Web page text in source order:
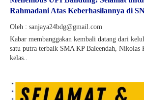
Rahmadani Atas Keberhasilannya di
Oleh : sanjaya24bdg@gmail.com
Kabar membanggakan kembali datang dari
satu putra terbaik SMA KP Baleendah, Nikolas
kelas..